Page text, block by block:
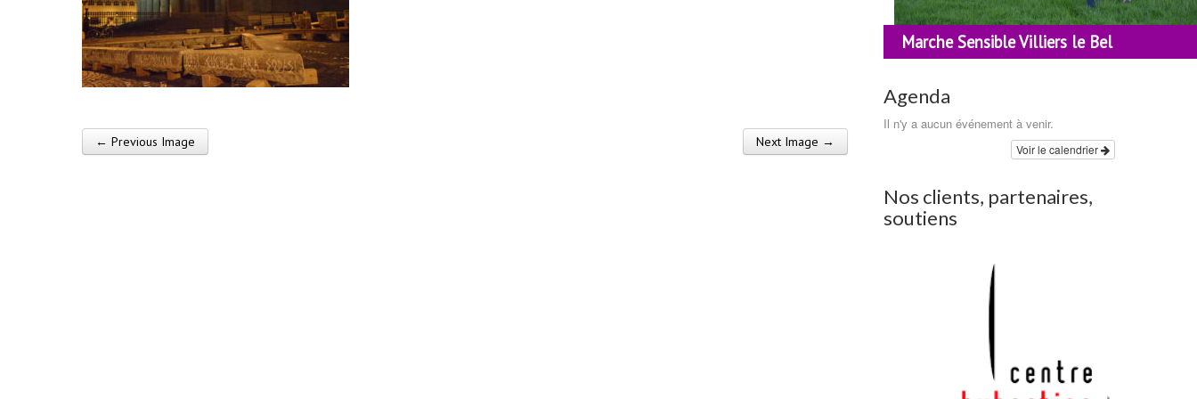
Post navigation
← Previous Image Next Image →
Marche Sensible Villiers le Bel
Agenda
Il n'y a aucun événement à venir.
Voir le calendrier
Nos clients, partenaires,
soutiens